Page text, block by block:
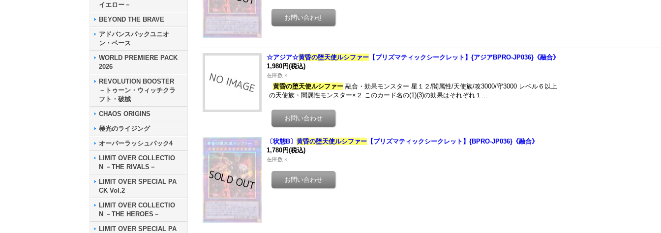
イエロー－
BEYOND THE BRAVE
アドバンスパックユニオ
ン・ベース
WORLD PREMIERE PACK
2026
REVOLUTION BOOSTER
－トゥーン・ウィッチクラ
フト・破械
CHAOS ORIGINS
極光のライジング
オーバーラッシュパック4
LIMIT OVER COLLECTIO
N －THE RIVALS－
LIMIT OVER SPECIAL PA
CK Vol.2
LIMIT OVER COLLECTIO
N －THE HEROES－
LIMIT OVER SPECIAL PA
☆アジア☆黄昏の堕天使ルシファー 【プリズマティックシークレット】{アジアBPRO-JP036}《融合》
1,980円(税込)
在庫数 ×
黄昏の堕天使ルシファー 融合・効果モンスター 星１２/闇属性/天使族/攻3000/守3000 レベル６以上
の天使族・闇属性モンスター×２ このカード名の(1)(3)の効果はそれぞれ１…
〔状態B〕 黄昏の堕天使ルシファー 【プリズマティックシークレット】{BPRO-JP036}《融合》
1,780円(税込)
在庫数 ×